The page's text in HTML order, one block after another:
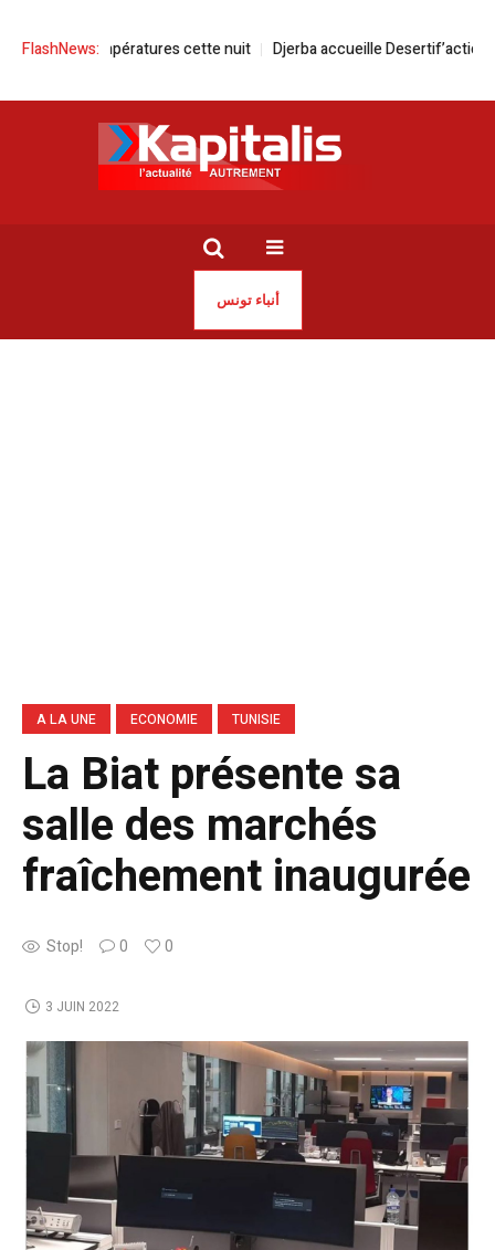
FlashNews:
températures cette nuit Djerba accueille Desertif’actions 2026
أنباء تونس
A LA UNE ECONOMIE TUNISIE
La Biat présente sa
salle des marchés
fraîchement inaugurée
Stop! 0 0
3 JUIN 2022